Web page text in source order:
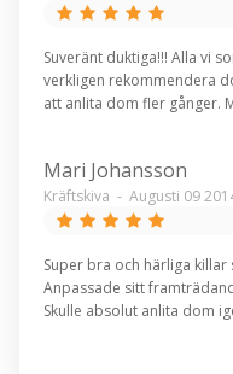
Suveränt duktiga!!! Alla vi
verkligen rekommendera
att anlita dom fler gånger.
Mari Johansson
Kräftskiva - Augusti 09
Super bra och härliga
Anpassade sitt
Skulle absolut anlita dom